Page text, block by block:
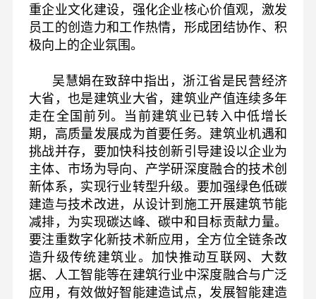
重企业文化建设，强化企业核心价值观，激发
员工的创造力和工作热情，形成团结协作、积
极向上的企业氛围。
吴慧娟在致辞中指出，浙江省是民营经济
大省，也是建筑业大省，建筑业产值连续多年
走在全国前列。当前建筑业已转入中低增长
期，高质量发展成为首要任务。建筑业机遇和
挑战并存，要加快科技创新引导建设以企业为
主体、市场为导向、产学研深度融合的技术创
新体系，实现行业转型升级。要加强绿色低碳
建造与技术改进，从设计到施工开展建筑节能
减排，为实现碳达峰、碳中和目标贡献力量。
要注重数字化新技术新应用，全方位全链条改
造升级传统建筑业。加快推动互联网、大数
据、人工智能等在建筑行业中深度融合与广泛
应用，有效做好智能建造试点，发展智能建造